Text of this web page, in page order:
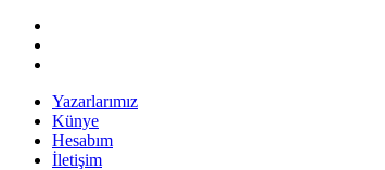
Yazarlarımız
Künye
Hesabım
İletişim